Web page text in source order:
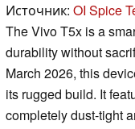
Источник: OI Spice
The Vivo T5x is a
durability without
March 2026, this
its rugged build. It
completely dust-tight